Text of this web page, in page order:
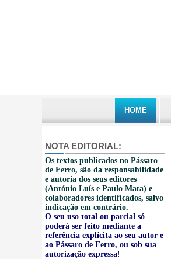
HOME
NOTA EDITORIAL:
Os textos publicados no Pássaro
de Ferro, são da responsabilidade
e autoria dos seus editores
(António Luís e Paulo Mata) e
colaboradores identificados, salvo
indicação em contrário.
O seu uso total ou parcial só
poderá ser feito mediante a
referência explícita ao seu autor e
ao Pássaro de Ferro, ou sob sua
autorização expressa!